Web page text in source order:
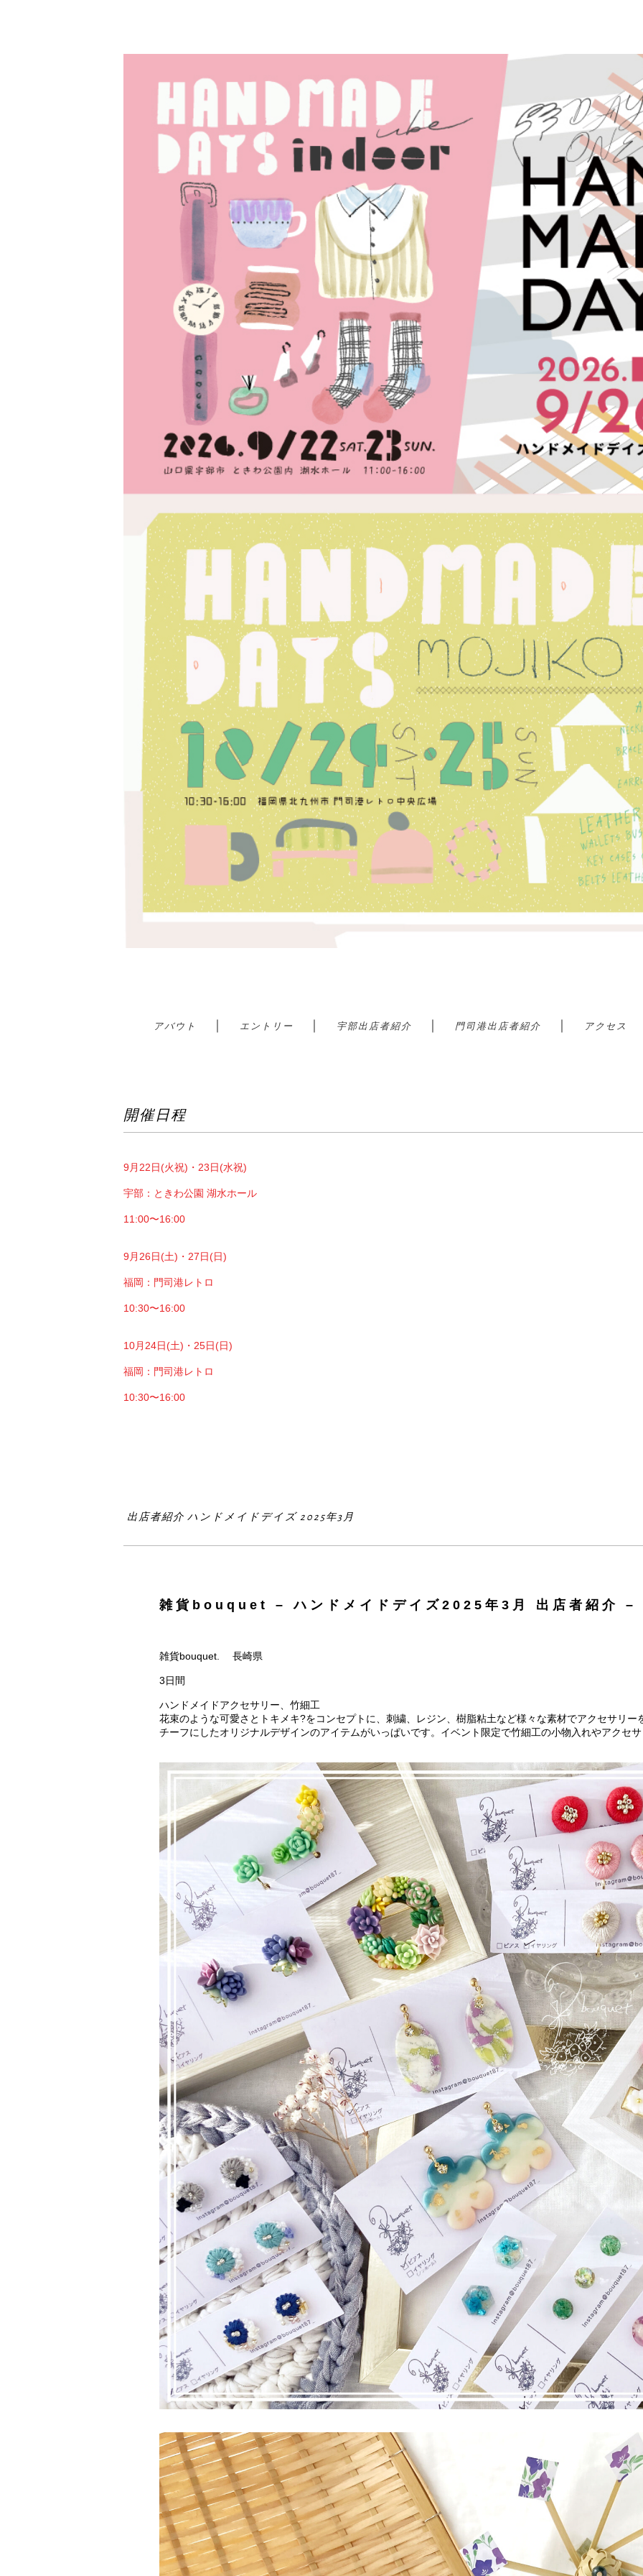
アバウト ｜ エントリー ｜ 宇部出店者紹介 ｜ 門司港出店者紹介 ｜ アクセス
開催日程
9月22日(火祝)・23日(水祝)
宇部：ときわ公園 湖水ホール
11:00〜16:00
9月26日(土)・27日(日)
福岡：門司港レトロ
10:30〜16:00
10月24日(土)・25日(日)
福岡：門司港レトロ
10:30〜16:00
出店者紹介 ハンドメイドデイズ 2025年3月
雑貨bouquet – ハンドメイドデイズ2025年3月 出店者紹介 –
雑貨bouquet. 長崎県
3日間
ハンドメイドアクセサリー、竹細工
花束のような可愛さとトキメキ?をコンセプトに、刺繍、レジン、樹脂粘土など様々な素材でアクセサリー
チーフにしたオリジナルデザインのアイテムがいっぱいです。イベント限定で竹細工の小物入れやアクセ